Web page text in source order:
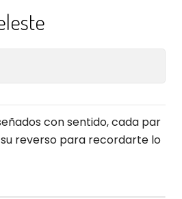
con sentido, cada par
reverso para recordarte lo